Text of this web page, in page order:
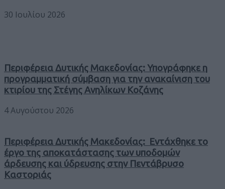
30 Ιουλίου 2026
Περιφέρεια Δυτικής Μακεδονίας: Υπογράφηκε η
προγραμματική σύμβαση για την ανακαίνιση του
κτιρίου της Στέγης Ανηλίκων Κοζάνης
4 Αυγούστου 2026
Περιφέρεια Δυτικής Μακεδονίας: Εντάχθηκε το
έργο της αποκατάστασης των υποδομών
άρδευσης και ύδρευσης στην Πεντάβρυσο
Καστοριάς